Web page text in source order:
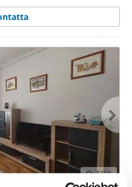
1/19